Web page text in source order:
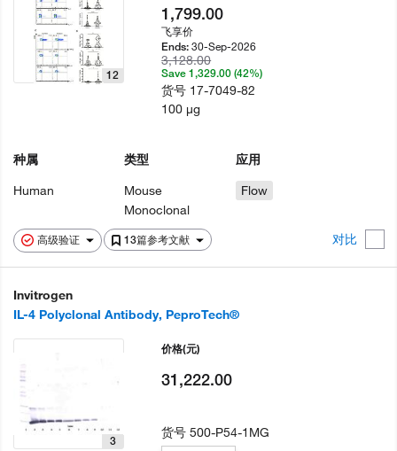
高级验证 13篇参考文献 对比
12
种属
Human
类型
Mouse
Monoclonal
应用
Flow
1,799.00
飞享价
Ends:30-Sep-2026
3,128.00
Save 1,329.00 (42%)
货号 17-7049-82
100 µg
Invitrogen
IL-4 Polyclonal Antibody, PeproTech®
3
价格(元)
31,222.00
货号500-P54-1MG